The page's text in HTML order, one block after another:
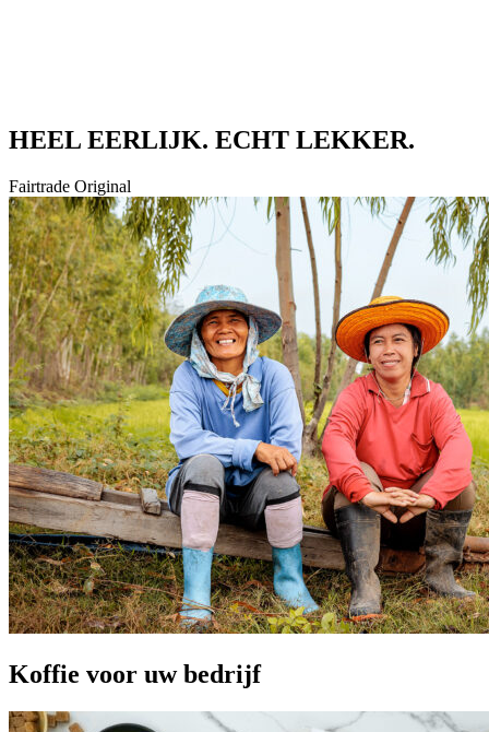
HEEL EERLIJK. ECHT LEKKER.
Fairtrade Original
Koffie voor uw bedrijf